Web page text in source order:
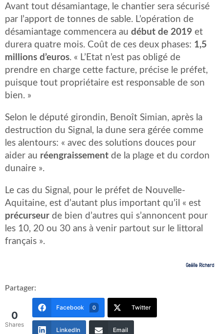
Avant tout désamiantage, le chantier sera sécurisé
par l’apport de tonnes de sable. L’opération de
désamiantage commencera au début de 2019 et
durera quatre mois. Coût de ces deux phases: 1,5
millions d’euros. « L’Etat n’est pas obligé de
prendre en charge cette facture, précise le préfet,
puisque tout propriétaire est responsable de son
bien. »
Selon le député girondin, Benoît Simian, après la
destruction du Signal, la dune sera gérée comme
les alentours: « avec des solutions douces pour
aider au réengraissement de la plage et du cordon
dunaire ».
Le cas du Signal, pour le préfet de Nouvelle-
Aquitaine, est d’autant plus important qu’il « est
précurseur de bien d’autres qui s’annoncent pour
les 10, 20 ou 30 ans à venir partout sur le littoral
français ».
Gaëlle Richard
Partager:
0
Shares
Facebook 0 Twitter
LinkedIn Email